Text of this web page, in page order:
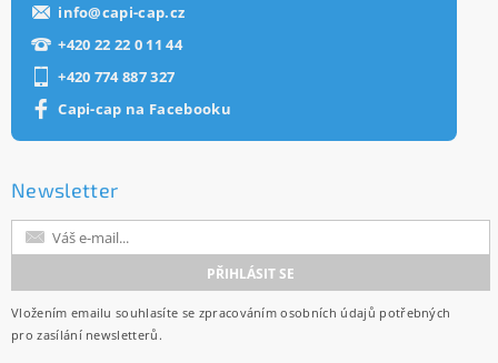
info@capi-cap.cz
+420 22 22 0 11 44
+420 774 887 327
Capi-cap na Facebooku
Newsletter
Vložením emailu souhlasíte se zpracováním osobních údajů potřebných
pro zasílání newsletterů.